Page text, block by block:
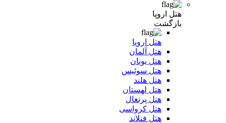
هتل اروپا
بازگشت
هتل اروپا
هتل آلمان
هتل یونان
هتل سوئیس
هتل هلند
هتل لهستان
هتل پرتغال
هتل کرواسی
هتل فنلاند